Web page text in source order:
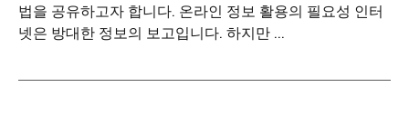
법을 공유하고자 합니다. 온라인 정보 활용의 필요성 인터
넷은 방대한 정보의 보고입니다. 하지만 ...